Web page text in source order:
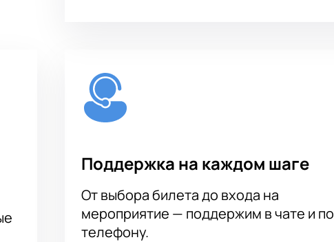
Поддержка на каждом шаге
От выбора билета до входа на
мероприятие — поддержим в чате и по
телефону.